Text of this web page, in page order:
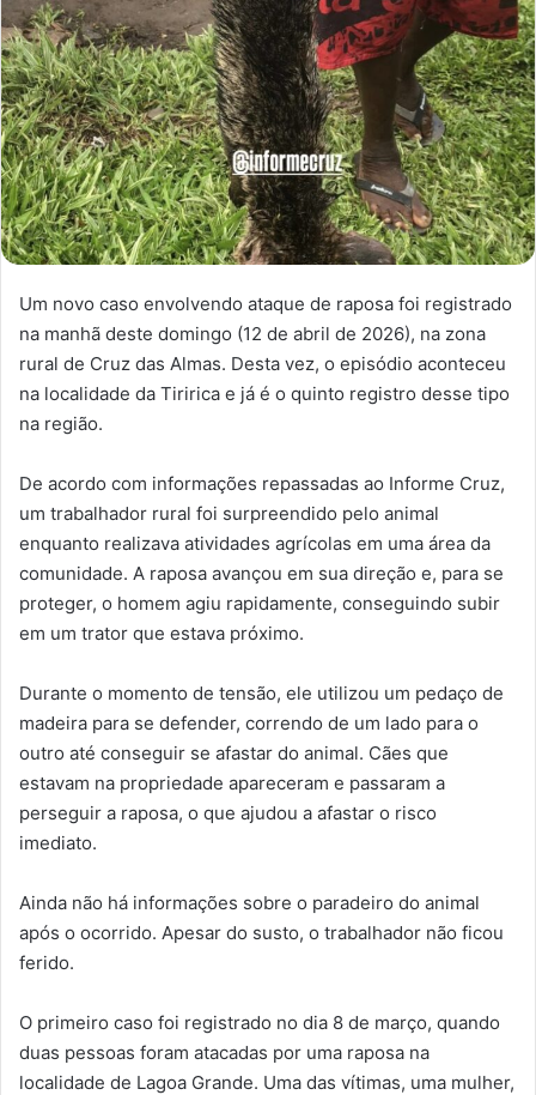
Um novo caso envolvendo ataque de raposa foi registrado
na manhã deste domingo (12 de abril de 2026), na zona
rural de Cruz das Almas. Desta vez, o episódio aconteceu
na localidade da Tiririca e já é o quinto registro desse tipo
na região.
De acordo com informações repassadas ao Informe Cruz,
um trabalhador rural foi surpreendido pelo animal
enquanto realizava atividades agrícolas em uma área da
comunidade. A raposa avançou em sua direção e, para se
proteger, o homem agiu rapidamente, conseguindo subir
em um trator que estava próximo.
Durante o momento de tensão, ele utilizou um pedaço de
madeira para se defender, correndo de um lado para o
outro até conseguir se afastar do animal. Cães que
estavam na propriedade apareceram e passaram a
perseguir a raposa, o que ajudou a afastar o risco
imediato.
Ainda não há informações sobre o paradeiro do animal
após o ocorrido. Apesar do susto, o trabalhador não ficou
ferido.
O primeiro caso foi registrado no dia 8 de março, quando
duas pessoas foram atacadas por uma raposa na
localidade de Lagoa Grande. Uma das vítimas, uma mulher,